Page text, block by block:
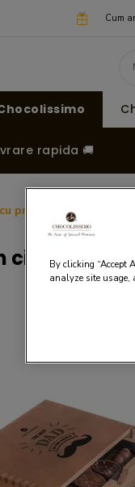
Cum
rapida 🚚
praline din ciocolata
ciocolata
By clicking “Accept
analyze site